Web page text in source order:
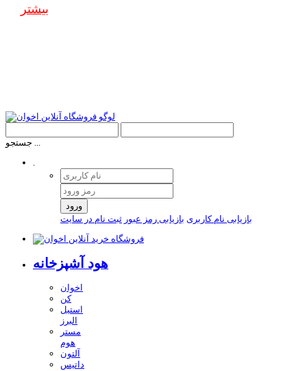
جستجو ...
.
ورود
بازیابی نام کاربری بازیابی رمز عبور ثبت نام در سایت
هود آشپزخانه
اخوان
کن
استیل
البرز
مستر
هوم
آلتون
داتیس
بیشتر